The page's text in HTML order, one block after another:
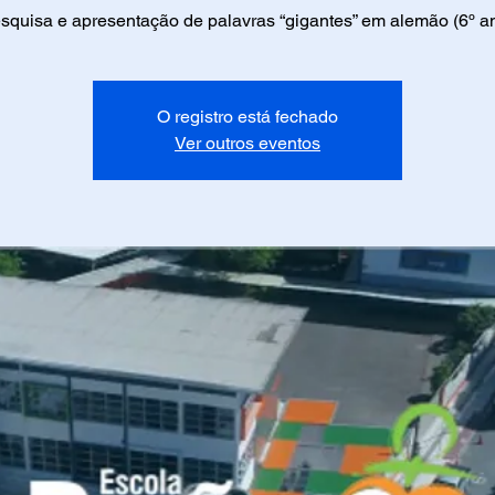
e apresentação de palavras “gigantes” em alemão (6º
O registro está fechado
Ver outros eventos